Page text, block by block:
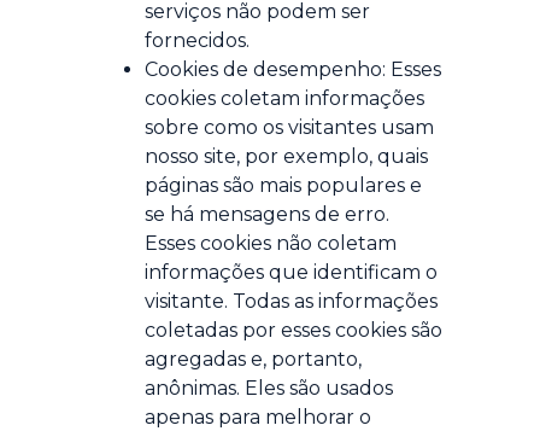
serviços não podem ser
fornecidos.
Cookies de desempenho: Esses
cookies coletam informações
sobre como os visitantes usam
nosso site, por exemplo, quais
páginas são mais populares e
se há mensagens de erro.
Esses cookies não coletam
informações que identificam o
visitante. Todas as informações
coletadas por esses cookies são
agregadas e, portanto,
anônimas. Eles são usados
apenas para melhorar o